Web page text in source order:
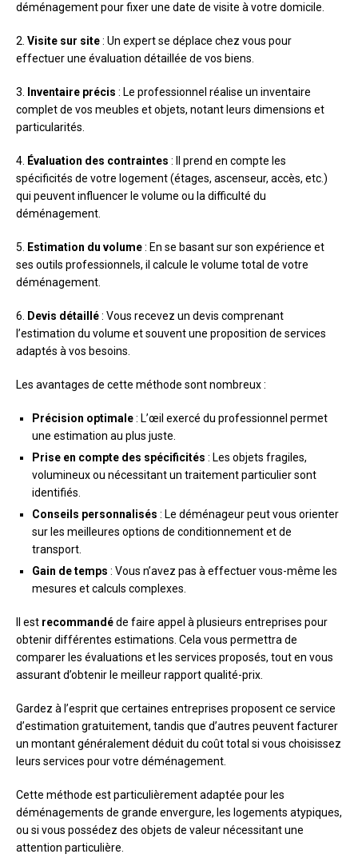
déménagement pour fixer une date de visite à votre domicile.
2. Visite sur site: Un expert se déplace chez vous pour
effectuer une évaluation détaillée de vos biens.
3. Inventaire précis : Le professionnel réalise un inventaire
complet de vos meubles et objets, notant leurs dimensions et
particularités.
4. Évaluation des contraintes : Il prend en compte les
spécificités de votre logement (étages, ascenseur, accès, etc.)
qui peuvent influencer le volume ou la difficulté du
déménagement.
5. Estimation du volume: En se basant sur son expérience et
ses outils professionnels, il calcule le volume total de votre
déménagement.
6. Devis détaillé: Vous recevez un devis comprenant
l’estimation du volume et souvent une proposition de services
adaptés à vos besoins.
Les avantages de cette méthode sont nombreux :
Précision optimale: L’œil exercé du professionnel permet
une estimation au plus juste.
Prise en compte des spécificités : Les objets fragiles,
volumineux ou nécessitant un traitement particulier sont
identifiés.
Conseils personnalisés : Le déménageur peut vous orienter
sur les meilleures options de conditionnement et de
transport.
Gain de temps : Vous n’avez pas à effectuer vous-même les
mesures et calculs complexes.
Il est recommandéde faire appel à plusieurs entreprises pour
obtenir différentes estimations. Cela vous permettra de
comparer les évaluations et les services proposés, tout en vous
assurant d’obtenir le meilleur rapport qualité-prix.
Gardez à l’esprit que certaines entreprises proposent ce service
d’estimation gratuitement, tandis que d’autres peuvent facturer
un montant généralement déduit du coût total si vous choisissez
leurs services pour votre déménagement.
Cette méthode est particulièrement adaptée pour les
déménagements de grande envergure, les logements atypiques,
ou si vous possédez des objets de valeur nécessitant une
attention particulière.